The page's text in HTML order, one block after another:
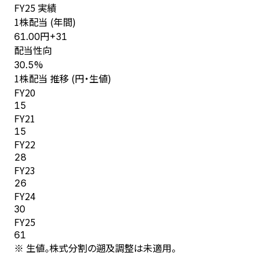
FY25 実績
1株配当 (年間)
61.00円+31
配当性向
30.5%
1株配当 推移 (円・生値)
FY20
15
FY21
15
FY22
28
FY23
26
FY24
30
FY25
61
※ 生値。株式分割の遡及調整は未適用。